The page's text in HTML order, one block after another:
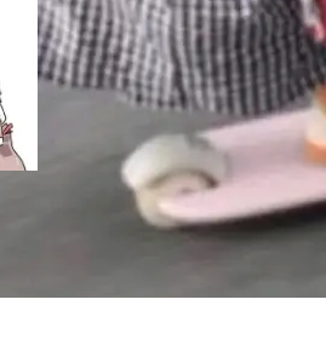
安全！ 一、从现在开
人）以及 Oriol Vin
AlphaSta...
理解需求、规划步
挑平台，curl 一行
· GitCode · GitHu
）、macOS / Linu
。 # macOS / Linu
https://solon.noea
CodeArts）
作用与价值 在软件工
知识资产的主要载
含数十万乃至数百万
调用可承载的上下
续扩张与代码历史的
系、接口契约、业
于数十乃至数百个文
识关联网络。传统的